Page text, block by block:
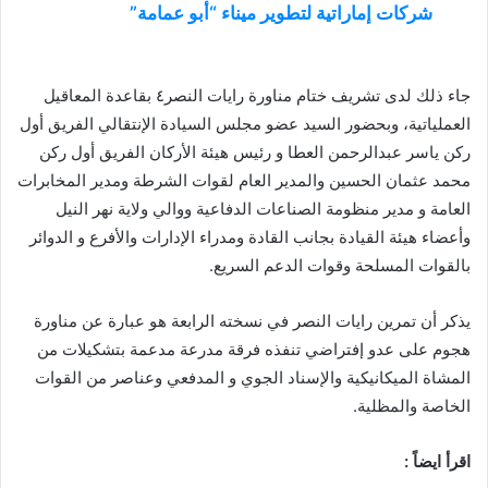
شركات إماراتية لتطوير ميناء “أبو عمامة”
جاء ذلك لدى تشريف ختام مناورة رايات النصر٤ بقاعدة المعاقيل
العملياتية، وبحضور السيد عضو مجلس السيادة الإنتقالي الفريق أول
ركن ياسر عبدالرحمن العطا و رئيس هيئة الأركان الفريق أول ركن
محمد عثمان الحسين والمدير العام لقوات الشرطة ومدير المخابرات
العامة و مدير منظومة الصناعات الدفاعية ووالي ولاية نهر النيل
وأعضاء هيئة القيادة بجانب القادة ومدراء الإدارات والأفرع و الدوائر
بالقوات المسلحة وقوات الدعم السريع.
يذكر أن تمرين رايات النصر في نسخته الرابعة هو عبارة عن مناورة
هجوم على عدو إفتراضي تنفذه فرقة مدرعة مدعمة بتشكيلات من
المشاة الميكانيكية والإسناد الجوي و المدفعي وعناصر من القوات
الخاصة والمظلية.
اقرأ ايضاً :